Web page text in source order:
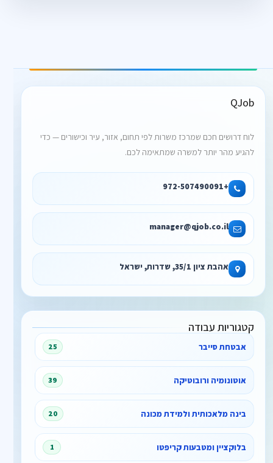
QJob
לוח דרושים חכם שמרכז משרות לפי תחום, אזור, עיר וכישורים — כדי
להגיע מהר יותר למשרה שמתאימה לכם.
+972-507490091
manager@qjob.co.il
אהבת ציון 35/1, שדרות, ישראל
קטגוריות עבודה
אבטחת סייבר 25
אוטונומיה ורובוטיקה 39
בינה מלאכותית ולמידת מכונה 20
בלוקציין ומטבעות קריפטו 1